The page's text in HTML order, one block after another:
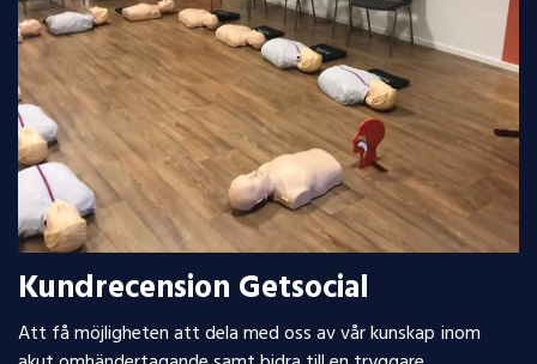
Kundrecension Getsocial
Att få möjligheten att dela med oss av vår kunskap inom